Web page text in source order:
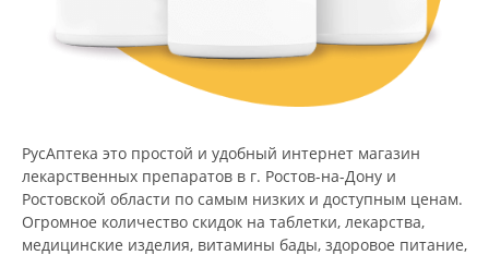
РусАптека это простой и удобный интернет магазин
лекарственных препаратов в г. Ростов-на-Дону и
Ростовской области по самым низких и доступным ценам.
Огромное количество скидок на таблетки, лекарства,
медицинские изделия, витамины бады, здоровое питание,